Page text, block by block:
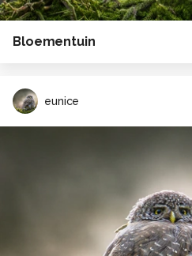
Bloementuin
eunice